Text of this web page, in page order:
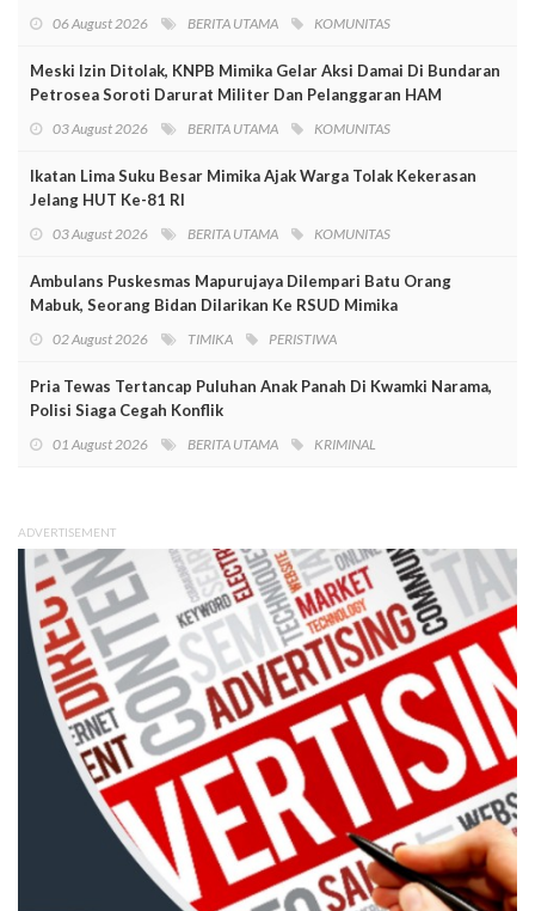
06 August 2026 BERITA UTAMA KOMUNITAS
Meski Izin Ditolak, KNPB Mimika Gelar Aksi Damai Di Bundaran
Petrosea Soroti Darurat Militer Dan Pelanggaran HAM
03 August 2026 BERITA UTAMA KOMUNITAS
Ikatan Lima Suku Besar Mimika Ajak Warga Tolak Kekerasan
Jelang HUT Ke-81 RI
03 August 2026 BERITA UTAMA KOMUNITAS
Ambulans Puskesmas Mapurujaya Dilempari Batu Orang
Mabuk, Seorang Bidan Dilarikan Ke RSUD Mimika
02 August 2026 TIMIKA PERISTIWA
Pria Tewas Tertancap Puluhan Anak Panah Di Kwamki Narama,
Polisi Siaga Cegah Konflik
01 August 2026 BERITA UTAMA KRIMINAL
ADVERTISEMENT